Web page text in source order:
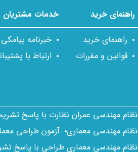
راهنمای خرید
راهنمای خرید
قوانین و مقررات
خدمات مشتریان
خبرنامه پیامکی
ارتباط با
نظام مهندسی عمران نظارت با پاسخ
نظام مهندسی معماری آزمون طراحی
نظام مهندسی معماری طراحی با پاسخ